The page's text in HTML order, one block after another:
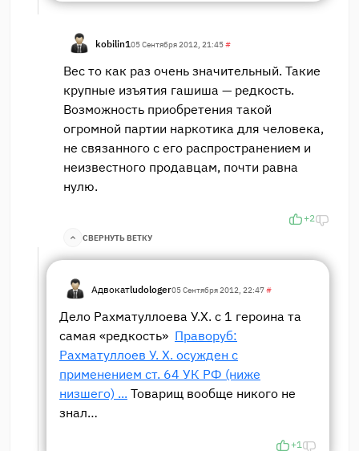
kobilin105 Сентября 2012, 21:45#
Вес то как раз очень значительный. Такие
крупные изъятия гашиша — редкость.
Возможность приобретения такой
огромной партии наркотика для человека,
не связанного с его распространением и
неизвестного продавцам, почти равна
нулю.
+2
СВЕРНУТЬ ВЕТКУ
Адвокатludologer05 Сентября 2012, 22:47#
Дело Рахматуллоева У.Х. с 1 героина та
самая «редкость» Праворуб:
Рахматуллоев У. Х. осужден с
применением ст. 64 УК РФ (ниже
низшего) ... Товарищ вообще никого не
знал…
+1